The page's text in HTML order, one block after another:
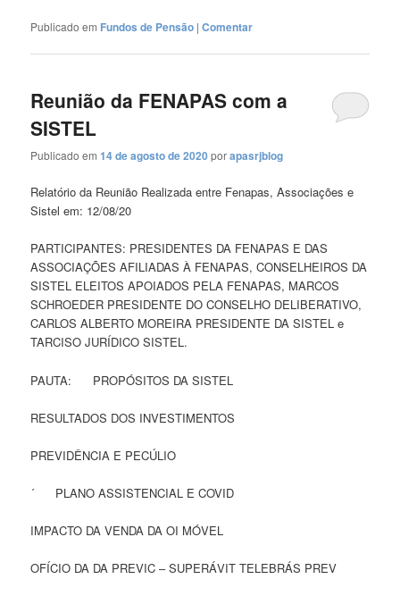
Publicado em Fundos de Pensão |Comentar
Reunião da FENAPAS com a
SISTEL
Publicado em14 de agosto de 2020porapasrjblog
Relatório da Reunião Realizada entre Fenapas, Associações e
Sistel em: 12/08/20
PARTICIPANTES: PRESIDENTES DA FENAPAS E DAS
ASSOCIAÇÕES AFILIADAS À FENAPAS, CONSELHEIROS DA
SISTEL ELEITOS APOIADOS PELA FENAPAS, MARCOS
SCHROEDER PRESIDENTE DO CONSELHO DELIBERATIVO,
CARLOS ALBERTO MOREIRA PRESIDENTE DA SISTEL e
TARCISO JURÍDICO SISTEL.
PAUTA: PROPÓSITOS DA SISTEL
RESULTADOS DOS INVESTIMENTOS
PREVIDÊNCIA E PECÚLIO
´ PLANO ASSISTENCIAL E COVID
IMPACTO DA VENDA DA OI MÓVEL
OFÍCIO DA DA PREVIC – SUPERÁVIT TELEBRÁS PREV